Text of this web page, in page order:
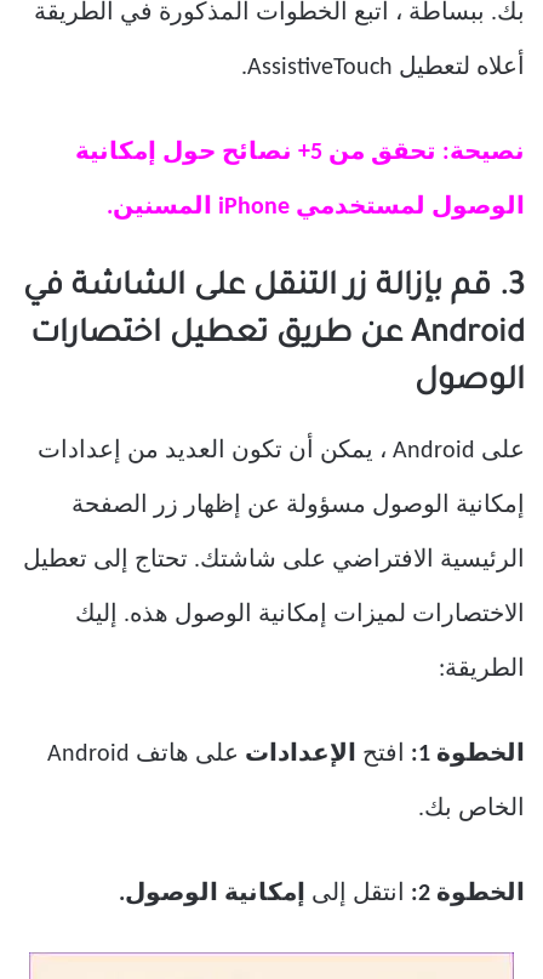
بك. ببساطة ، اتبع الخطوات المذكورة في الطريقة
أعلاه لتعطيل AssistiveTouch.
نصيحة: تحقق من 5+ نصائح حول إمكانية
الوصول لمستخدمي iPhone المسنين.
3. قم بإزالة زر التنقل على الشاشة في
Android عن طريق تعطيل اختصارات
الوصول
على Android ، يمكن أن تكون العديد من إعدادات
إمكانية الوصول مسؤولة عن إظهار زر الصفحة
الرئيسية الافتراضي على شاشتك. تحتاج إلى تعطيل
الاختصارات لميزات إمكانية الوصول هذه. إليك
الطريقة:
الخطوة 1: افتح الإعدادات على هاتف Android
الخاص بك.
الخطوة 2: انتقل إلى إمكانية الوصول.